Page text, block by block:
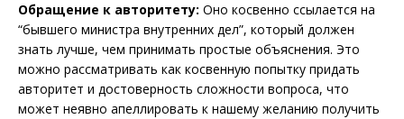
Обращение к авторитету: Оно косвенно ссылается на
“бывшего министра внутренних дел”, который должен
знать лучше, чем принимать простые объяснения. Это
можно рассматривать как косвенную попытку придать
авторитет и достоверность сложности вопроса, что
может неявно апеллировать к нашему желанию получить